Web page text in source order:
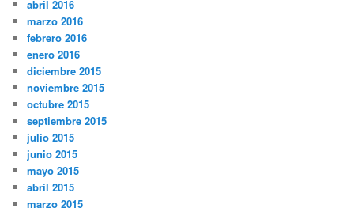
abril 2016
marzo 2016
febrero 2016
enero 2016
diciembre 2015
noviembre 2015
octubre 2015
septiembre 2015
julio 2015
junio 2015
mayo 2015
abril 2015
marzo 2015